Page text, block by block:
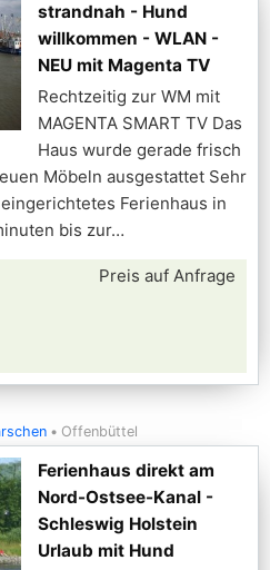
strandnah - Hund
willkommen - WLAN -
NEU mit Magenta TV
Rechtzeitig zur WM mit
MAGENTA SMART TV Das
Haus wurde gerade frisch
Möbeln ausgestattet Sehr
Ferienhaus in
bis zur
Preis auf Anfrage
Offenbüttel
Ferienhaus direkt am
Nord-Ostsee-Kanal -
Schleswig Holstein
Urlaub mit Hund